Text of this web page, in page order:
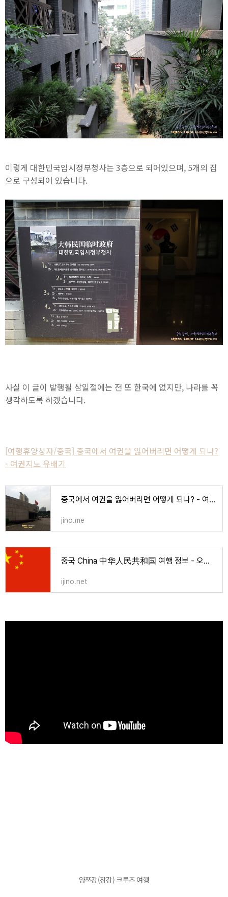
이렇게 대한민국임시정부청사는 3층으로 되어있으며, 5개의 집
으로 구성되어 있습니다.
사실 이 글이 발행될 삼일절에는 전 또 한국에 없지만, 나라를 꼭
생각하도록 하겠습니다.
[여행휴양상자/중국] 중국에서 여권을 잃어버리면 어떻게 되나?
- 여권지노 유배기
중국에서 여권을 잃어버리면 어떻게 되나? - 여권지노 유배기 #2
jino.me
중국 China 中华人民共和国 여행 정보 - 오렌지노 OranJino | 음악, 책, 강의
ijino.net
양쯔강(장강) 크루즈 여행